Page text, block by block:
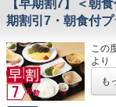
・繁
・お
第31
第33
・
・各
・24
◇ア
・
・高
♪
◇お
広
旅の
営業
・
・男
★☆ひ
②JR
③良
④広
浴可
【早期割7】＜朝
期割引7・朝食付
この
より
りま
今ま
も